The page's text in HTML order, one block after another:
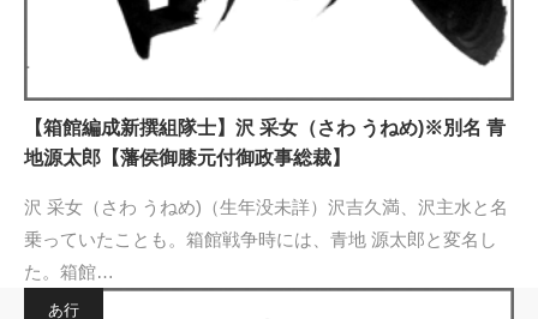
【箱館編成新撰組隊士】沢 采女（さわ うねめ)※別名 青
地源太郎【藩侯御膝元付御政事総裁】
沢 采女（さわ うねめ)（生年没未詳）沢吉久満、沢主水と名
乗っていたことも。箱館戦争時には、青地 源太郎と変名し
た。箱館…
あ行